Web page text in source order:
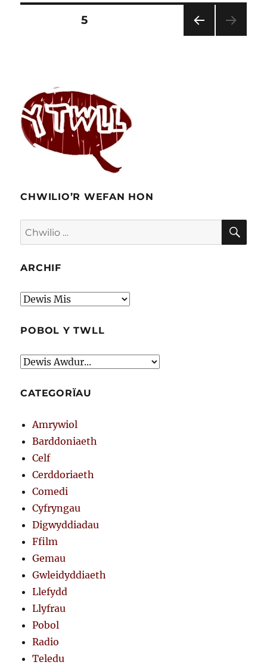
Tudaleniad
TUDALEN5
CHWILIO’R WEFAN HON
Chwilio
am:
ARCHIF
Archif
POBOL Y TWLL
CATEGORÏAU
Amrywiol
Barddoniaeth
Celf
Cerddoriaeth
Comedi
Cyfryngau
Digwyddiadau
Ffilm
Gemau
Gwleidyddiaeth
Llefydd
Llyfrau
Pobol
Radio
Teledu